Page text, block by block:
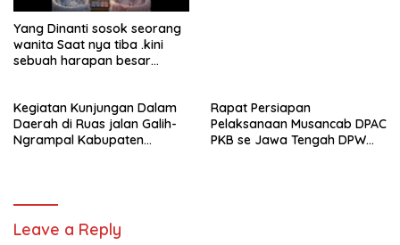
Yang Dinanti sosok seorang
wanita Saat nya tiba .kini
sebuah harapan besar
menciptakan lagu Untuk si
buah hati yang berjudul
Musa & Princes.
Kegiatan Kunjungan Dalam
Daerah di Ruas jalan Galih-
Ngrampal Kabupaten
Rapat Persiapan
Pelaksanaan Musancab DPAC
PKB se Jawa Tengah DPW
Leave a Reply